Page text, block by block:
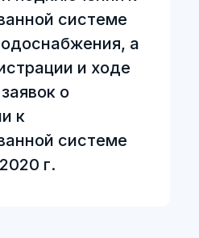
системе
а
и ходе
о
к
системе
г.